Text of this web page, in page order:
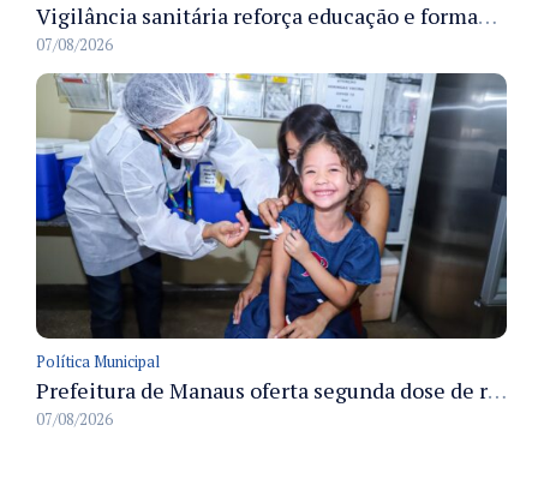
Vigilância sanitária reforça educação e formação de médicos em Manaus na Semana da Vigilância 2026
07/08/2026
Política Municipal
Prefeitura de Manaus oferta segunda dose de reforço da vacina contra a poliomielite para crianças de 4 anos durante Campanha de Multivacinação 2026
07/08/2026